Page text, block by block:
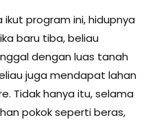
program ini, hidupnya
baru tiba, beliau
dengan luas tanah
juga mendapat lahan
Tidak hanya itu, selama
pokok seperti beras,